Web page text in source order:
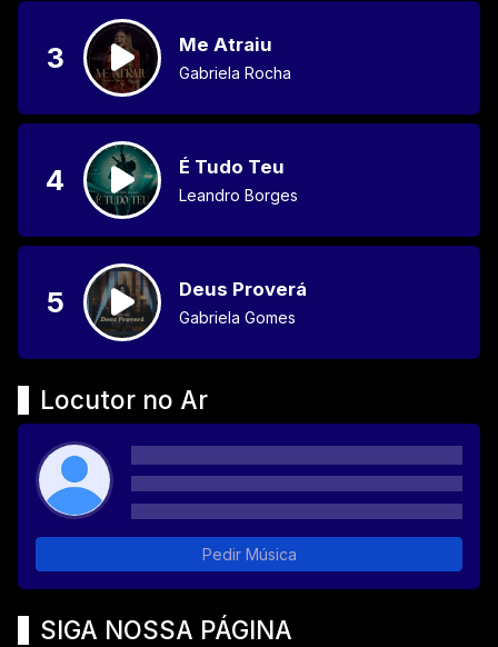
3 Me Atraiu
Gabriela Rocha
4 É Tudo Teu
Leandro Borges
5 Deus Proverá
Gabriela Gomes
Locutor no Ar
Pedir Música
SIGA NOSSA PÁGINA